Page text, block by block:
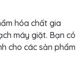
hóa chất gia
máy giặt. Bạn có
cho các sản phẩm